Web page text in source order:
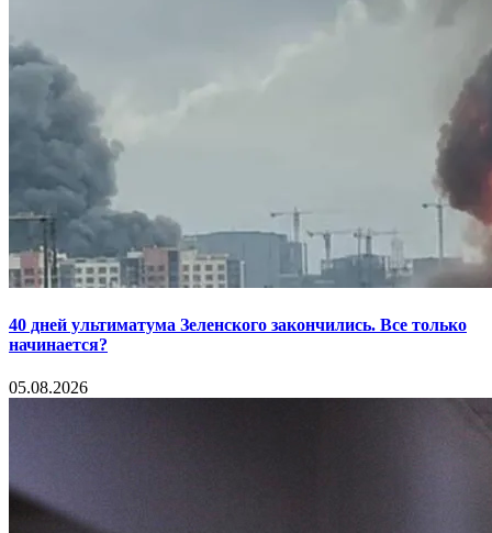
40 дней ультиматума Зеленского закончились. Все только
начинается?
05.08.2026